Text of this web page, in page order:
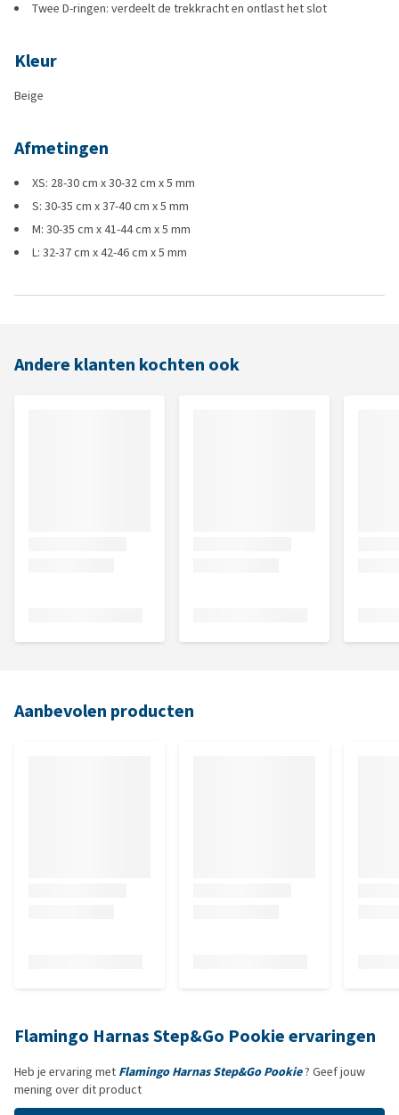
Twee D-ringen: verdeelt de trekkracht en ontlast het slot
Kleur
Beige
Afmetingen
XS: 28-30 cm x 30-32 cm x 5 mm
S: 30-35 cm x 37-40 cm x 5 mm
M: 30-35 cm x 41-44 cm x 5 mm
L: 32-37 cm x 42-46 cm x 5 mm
Andere klanten kochten ook
Aanbevolen producten
Flamingo Harnas Step&Go Pookie ervaringen
Heb je ervaring met Flamingo Harnas Step&Go Pookie? Geef jouw
mening over dit product